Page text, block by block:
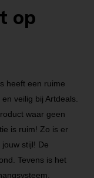
op
heeft een ruime
veilig bij Artdeals.
waar geen
is ruim! Zo is er
stijl! De
Tevens is het